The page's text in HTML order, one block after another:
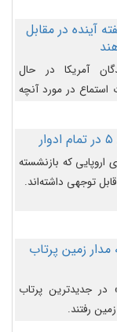
آینده در مقابل
آمریکا در حال
استماع در مورد آنچه
یوفوها هفته آینده
که بازنشسته
توجهی داشته‌اند.
مدار زمین پرتاب
در جدیدترین پرتاب
رفتند.